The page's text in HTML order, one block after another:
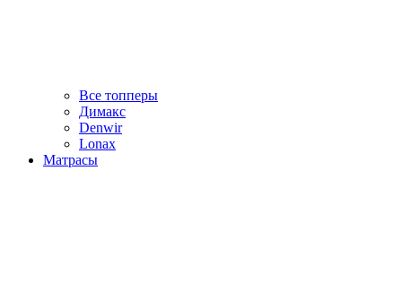
Все топперы
Димакс
Denwir
Lonax
Матрасы